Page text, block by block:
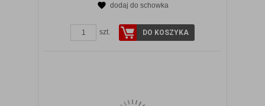
dodaj do schowka
szt. DO KOSZYKA